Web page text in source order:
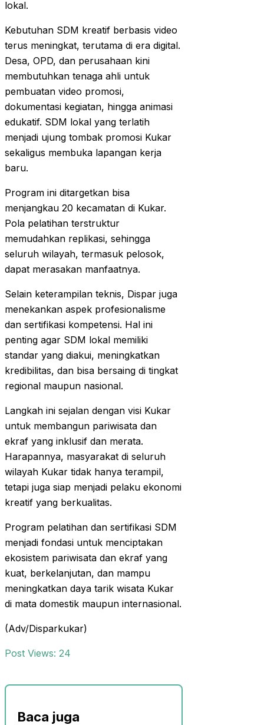
lokal.
Kebutuhan SDM kreatif berbasis video
terus meningkat, terutama di era digital.
Desa, OPD, dan perusahaan kini
membutuhkan tenaga ahli untuk
pembuatan video promosi,
dokumentasi kegiatan, hingga animasi
edukatif. SDM lokal yang terlatih
menjadi ujung tombak promosi Kukar
sekaligus membuka lapangan kerja
baru.
Program ini ditargetkan bisa
menjangkau 20 kecamatan di Kukar.
Pola pelatihan terstruktur
memudahkan replikasi, sehingga
seluruh wilayah, termasuk pelosok,
dapat merasakan manfaatnya.
Selain keterampilan teknis, Dispar juga
menekankan aspek profesionalisme
dan sertifikasi kompetensi. Hal ini
penting agar SDM lokal memiliki
standar yang diakui, meningkatkan
kredibilitas, dan bisa bersaing di tingkat
regional maupun nasional.
Langkah ini sejalan dengan visi Kukar
untuk membangun pariwisata dan
ekraf yang inklusif dan merata.
Harapannya, masyarakat di seluruh
wilayah Kukar tidak hanya terampil,
tetapi juga siap menjadi pelaku ekonomi
kreatif yang berkualitas.
Program pelatihan dan sertifikasi SDM
menjadi fondasi untuk menciptakan
ekosistem pariwisata dan ekraf yang
kuat, berkelanjutan, dan mampu
meningkatkan daya tarik wisata Kukar
di mata domestik maupun internasional.
(Adv/Disparkukar)
Post Views: 24
Baca juga